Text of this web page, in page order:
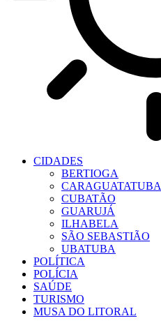
CIDADES
BERTIOGA
CARAGUATATUBA
CUBATÃO
GUARUJÁ
ILHABELA
SÃO SEBASTIÃO
UBATUBA
POLÍTICA
POLÍCIA
SAÚDE
TURISMO
MUSA DO LITORAL